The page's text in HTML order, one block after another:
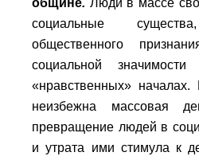
социальные
общественного
социальной
«нравственных»
неизбежна массовая
превращение людей в
и утрата ими стимула к